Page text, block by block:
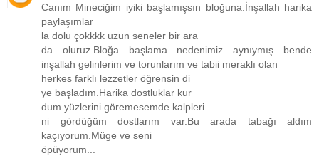
Canım Mineciğim iyiki başlamışsın bloğuna.İnşallah harika
paylaşımlar
la dolu çokkkk uzun seneler bir ara
da oluruz.Bloğa başlama nedenimiz aynıymış bende
inşallah gelinlerim ve torunlarım ve tabii meraklı olan
herkes farklı lezzetler öğrensin di
ye başladım.Harika dostluklar kur
dum yüzlerini göremesemde kalpleri
ni gördüğüm dostlarım var.Bu arada tabağı aldım
kaçıyorum.Müge ve seni
öpüyorum...